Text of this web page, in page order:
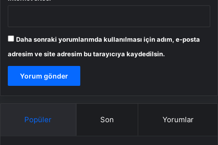
Daha sonraki yorumlarımda kullanılması için adım, e-posta
adresim ve site adresim bu tarayıcıya kaydedilsin.
Popüler Son Yorumlar